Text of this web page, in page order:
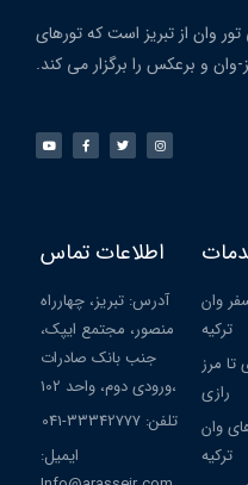
وان از تبریز است که تورهای
وان و برعکس را برگزار می کند.
وان
ترکیه
تا مرز
رازی
وان
ترکیه
اطلاعات تماس
آدرس: تبریز، چهارراه
منصور، مجتمع ایپک،
جنب بانک صادرات
،ورودی دوم، واحد 102
تلفن: 33342777-041
ایمیل: